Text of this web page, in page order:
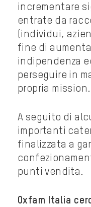
incrementare
entrate da
(individui,
fine di
indipendenza
perseguire in
propria mission.
A seguito di
importanti
finalizzata a
punti vendita.
Oxfam Italia